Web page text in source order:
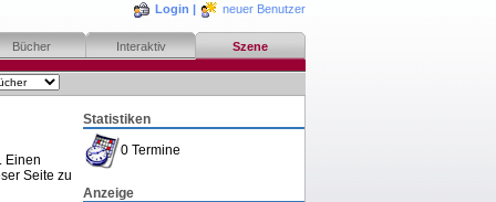
Login | neuer Benutzer
Bücher Interaktiv Szene
Statistiken
0 Termine
Anzeige
Einen
Seite zu